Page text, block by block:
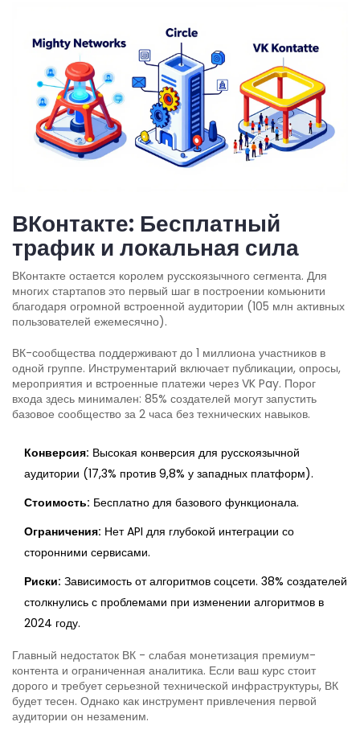
ВКонтакте: Бесплатный
трафик и локальная сила
ВКонтакте остается королем русскоязычного сегмента. Для
многих стартапов это первый шаг в построении комьюнити
благодаря огромной встроенной аудитории (105 млн активных
пользователей ежемесячно).
ВК-сообщества поддерживают до 1 миллиона участников в
одной группе. Инструментарий включает публикации, опросы,
мероприятия и встроенные платежи через VK Pay. Порог
входа здесь минимален: 85% создателей могут запустить
базовое сообщество за 2 часа без технических навыков.
Конверсия: Высокая конверсия для русскоязычной
аудитории (17,3% против 9,8% у западных платформ).
Стоимость: Бесплатно для базового функционала.
Ограничения: Нет API для глубокой интеграции со
сторонними сервисами.
Риски: Зависимость от алгоритмов соцсети. 38% создателей
столкнулись с проблемами при изменении алгоритмов в
2024 году.
Главный недостаток ВК - слабая монетизация премиум-
контента и ограниченная аналитика. Если ваш курс стоит
дорого и требует серьезной технической инфраструктуры, ВК
будет тесен. Однако как инструмент привлечения первой
аудитории он незаменим.